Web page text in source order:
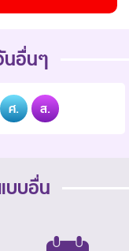
นอื่นๆ
ศ. ส.
บบอื่น